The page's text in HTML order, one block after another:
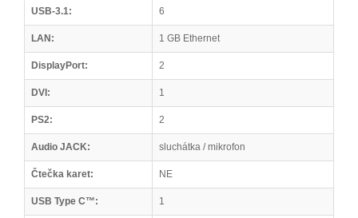
USB-3.1: 6
LAN: 1 GB Ethernet
DisplayPort: 2
DVI: 1
PS2: 2
Audio JACK: sluchátka / mikrofon
Čtečka karet: NE
USB Type C™: 1